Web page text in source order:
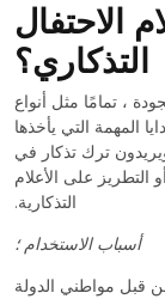
الاحتفال
التذكاري؟
، تمامًا مثل أنواع
المهمة التي يأخذها
ترك تذكار في
التطريز على الأعلام
التذكارية.
أسباب الاستخدام ؛
قبل مواطني الدولة